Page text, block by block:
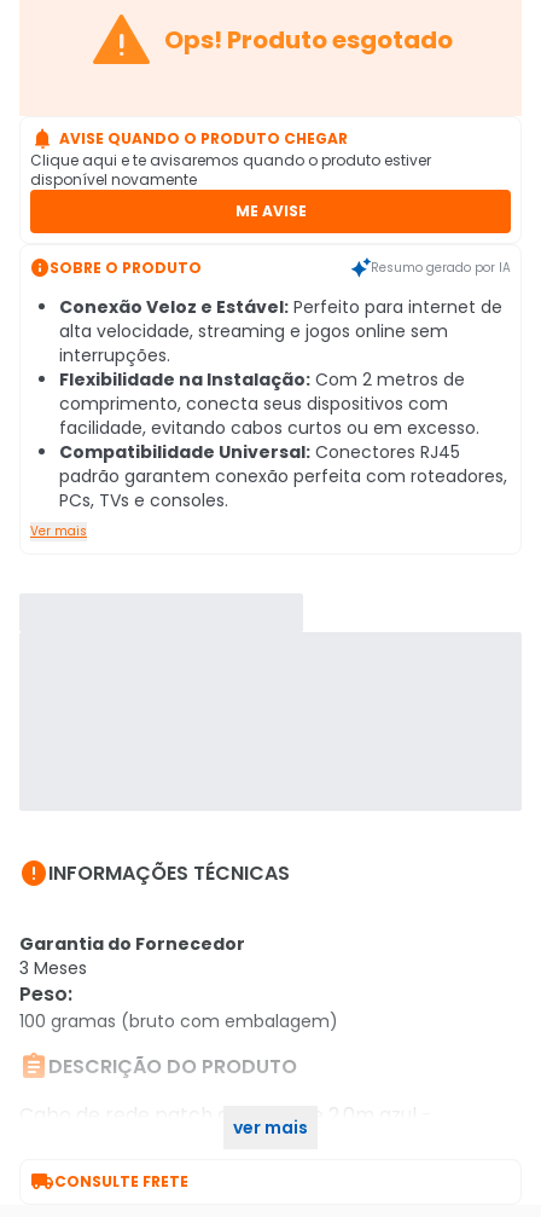
 Ops! Produto esgotado
 AVISE QUANDO O PRODUTO CHEGAR
Clique aqui e te avisaremos quando o produto estiver
disponível novamente
ME AVISE
SOBRE O PRODUTO Resumo gerado por IA
Conexão Veloz e Estável: Perfeito para internet de
alta velocidade, streaming e jogos online sem
interrupções.
Flexibilidade na Instalação: Com 2 metros de
comprimento, conecta seus dispositivos com
facilidade, evitando cabos curtos ou em excesso.
Compatibilidade Universal: Conectores RJ45
padrão garantem conexão perfeita com roteadores,
PCs, TVs e consoles.
Ver mais
INFORMAÇÕES TÉCNICAS
Garantia do Fornecedor
3 Meses
Peso:
100 gramas (bruto com embalagem)
DESCRIÇÃO DO PRODUTO
Cabo de rede patch cord cat5e 2.0m azul -
ver mais
CONSULTE FRETE